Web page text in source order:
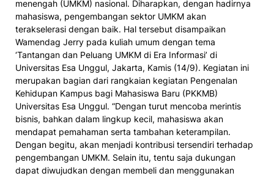
menengah (UMKM) nasional. Diharapkan, dengan hadirnya
mahasiswa, pengembangan sektor UMKM akan
terakselerasi dengan baik. Hal tersebut disampaikan
Wamendag Jerry pada kuliah umum dengan tema
‘Tantangan dan Peluang UMKM di Era Informasi’ di
Universitas Esa Unggul, Jakarta, Kamis (14/9). Kegiatan ini
merupakan bagian dari rangkaian kegiatan Pengenalan
Kehidupan Kampus bagi Mahasiswa Baru (PKKMB)
Universitas Esa Unggul. “Dengan turut mencoba merintis
bisnis, bahkan dalam lingkup kecil, mahasiswa akan
mendapat pemahaman serta tambahan keterampilan.
Dengan begitu, akan menjadi kontribusi tersendiri terhadap
pengembangan UMKM. Selain itu, tentu saja dukungan
dapat diwujudkan dengan membeli dan menggunakan